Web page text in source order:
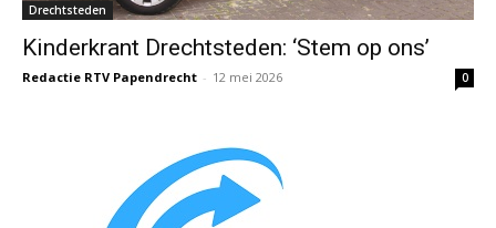
Drechtsteden
Kinderkrant Drechtsteden: ‘Stem op ons’
Redactie RTV Papendrecht - 12 mei 2026 0